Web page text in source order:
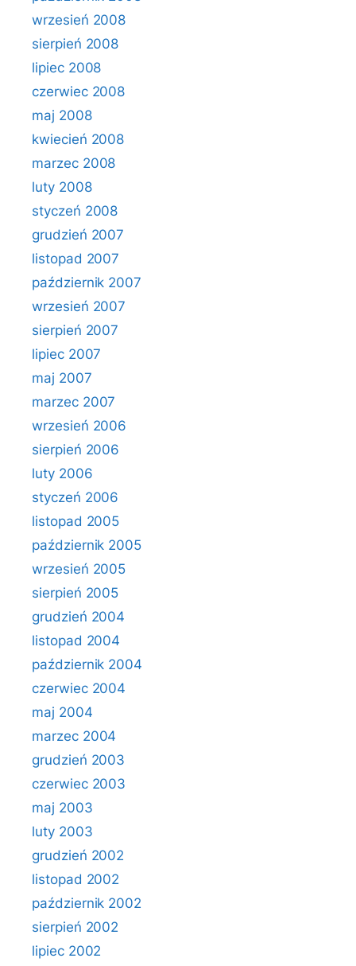
wrzesień 2008
sierpień 2008
lipiec 2008
czerwiec 2008
maj 2008
kwiecień 2008
marzec 2008
luty 2008
styczeń 2008
grudzień 2007
listopad 2007
październik 2007
wrzesień 2007
sierpień 2007
lipiec 2007
maj 2007
marzec 2007
wrzesień 2006
sierpień 2006
luty 2006
styczeń 2006
listopad 2005
październik 2005
wrzesień 2005
sierpień 2005
grudzień 2004
listopad 2004
październik 2004
czerwiec 2004
maj 2004
marzec 2004
grudzień 2003
czerwiec 2003
maj 2003
luty 2003
grudzień 2002
listopad 2002
październik 2002
sierpień 2002
lipiec 2002